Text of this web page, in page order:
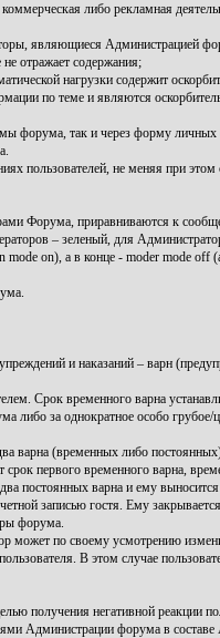
либо рекламная
являющиеся Администрацией
отражает содержания;
нагрузки содержит
по теме и являются
форума, так и через форму
пользователей, не меняя при
Форума, приравниваются к
– зеленый, для
on), а в конце - moder mode off
и наказаний – варн
Срок временного варна
за однократное особо грубое/
(временных либо
первого временного варна,
постоянных варна и ему выносится
записью гостя. Ему
форума.
по своему усмотрению
В этом случае
получения негативной реакции
Администрации форума в